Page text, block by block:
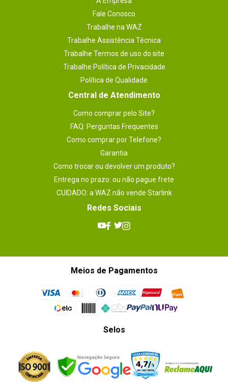
Fale Conosco
Trabalhe na WAZ
Trabalhe Assistência Técnica
Trabalhe Termos de uso do site
Trabalhe Política de Privacidade
Política de Qualidade
Central de Atendimento
Como comprar pelo Site?
FAQ: Perguntas Frequentes
Como comprar por Telefone?
Garantia
Como trocar ou devolver um produto?
Entrega no prazo: ou não pague frete
CUIDADO: a WAZ não vende Starlink
Redes Sociais
Meios de Pagamentos
Selos